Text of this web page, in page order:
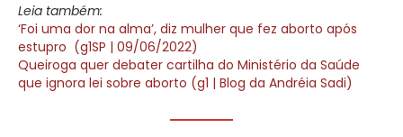
Leia também:
‘Foi uma dor na alma’, diz mulher que fez aborto após
estupro (g1SP | 09/06/2022)
Queiroga quer debater cartilha do Ministério da Saúde
que ignora lei sobre aborto (g1 | Blog da Andréia Sadi)